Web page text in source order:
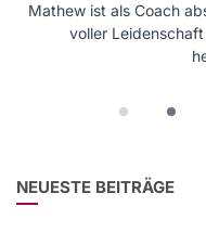
Mathew ist als Coach
voller
NEUESTE BEITRÄGE